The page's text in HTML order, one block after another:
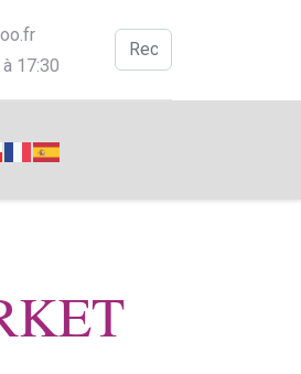
17:30
Valider